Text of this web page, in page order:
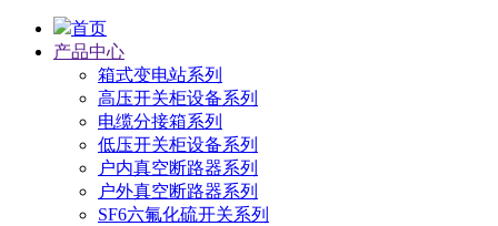
首页
产品中心
箱式变电站系列
高压开关柜设备系列
电缆分接箱系列
低压开关柜设备系列
户内真空断路器系列
户外真空断路器系列
SF6六氟化硫开关系列